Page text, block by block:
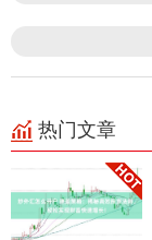
热门文章